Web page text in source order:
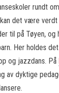
rundt
det være
til på Tøyen,
Her holdes
og jazzdans. På
av dyktige